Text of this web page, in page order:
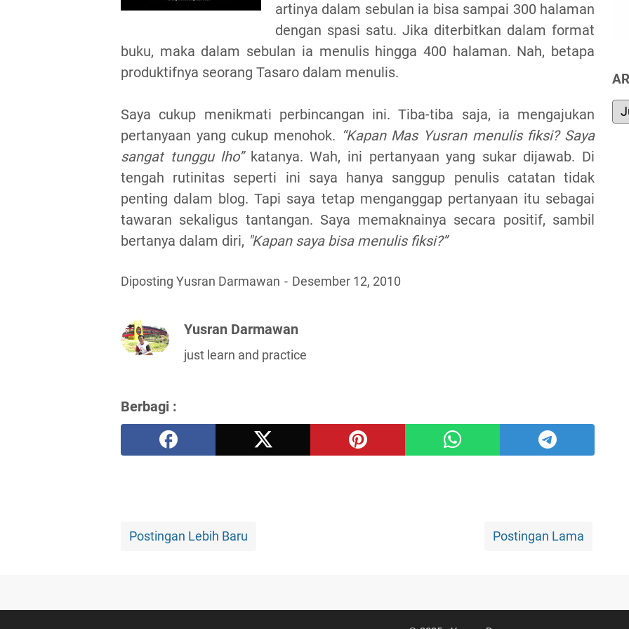
artinya dalam sebulan ia bisa sampai 300 halaman
dengan spasi satu. Jika diterbitkan dalam format
buku, maka dalam sebulan ia menulis hingga 400 halaman. Nah, betapa
produktifnya seorang Tasaro dalam menulis.
Saya cukup menikmati perbincangan ini. Tiba-tiba saja, ia mengajukan
pertanyaan yang cukup menohok. “Kapan Mas Yusran menulis fiksi? Saya
sangat tunggu lho”katanya. Wah, ini pertanyaan yang sukar dijawab. Di
tengah rutinitas seperti ini saya hanya sanggup penulis catatan tidak
penting dalam blog. Tapi saya tetap menganggap pertanyaan itu sebagai
tawaran sekaligus tantangan. Saya memaknainya secara positif, sambil
bertanya dalam diri, "Kapan saya bisa menulis fiksi?”
Diposting Yusran Darmawan Desember 12, 2010
Yusran Darmawan
just learn and practice
Berbagi :
Postingan Lebih Baru Postingan Lama